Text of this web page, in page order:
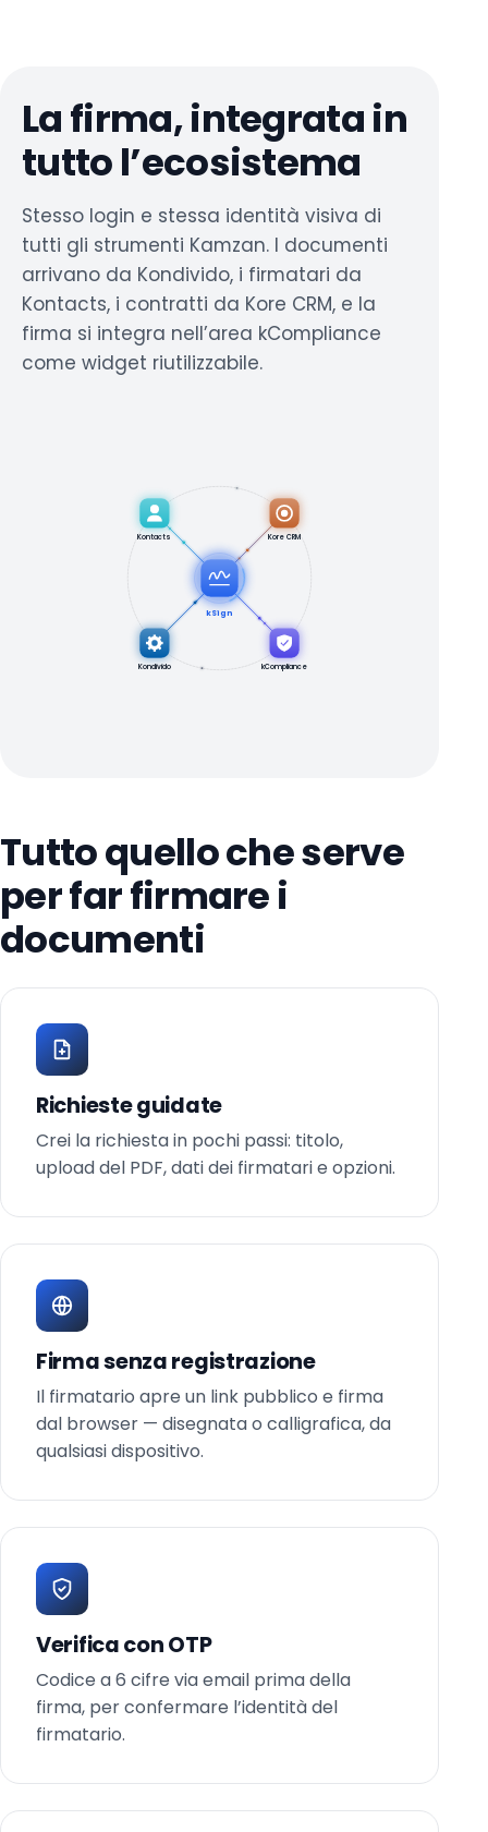
La firma, integrata in
tutto l’ecosistema
Stesso login e stessa identità visiva di
tutti gli strumenti Kamzan. I documenti
arrivano da Kondivido, i firmatari da
Kontacts, i contratti da Kore CRM, e la
firma si integra nell’area kCompliance
come widget riutilizzabile.
Kontacts Kore CRM
kCompliance
Kondivido
kSign
Tutto quello che serve
per far firmare i
documenti
Richieste guidate
Crei la richiesta in pochi passi: titolo,
upload del PDF, dati dei firmatari e opzioni.
Firma senza registrazione
Il firmatario apre un link pubblico e firma
dal browser — disegnata o calligrafica, da
qualsiasi dispositivo.
Verifica con OTP
Codice a 6 cifre via email prima della
firma, per confermare l’identità del
firmatario.